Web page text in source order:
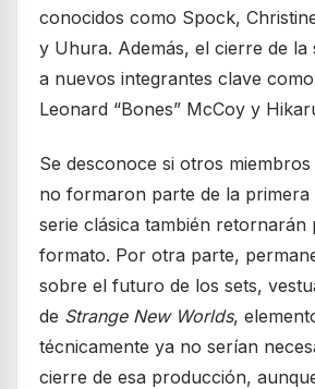
conocidos como Spock,
y Uhura. Además, el cierre de la
a nuevos integrantes clave
Leonard “Bones” McCoy y
Se desconoce si otros
no formaron parte de la primera
serie clásica también retornarán
formato. Por otra parte,
sobre el futuro de los sets,
de Strange New Worlds,
técnicamente ya no serían
cierre de esa producción,